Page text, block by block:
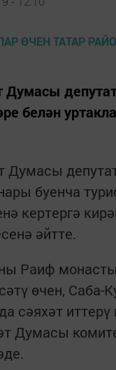
Думасы
белән
Думасы
буенча
кертергә
әйтте.
Раиф
өчен, Саба-
сәяхәт иттерү
Думасы